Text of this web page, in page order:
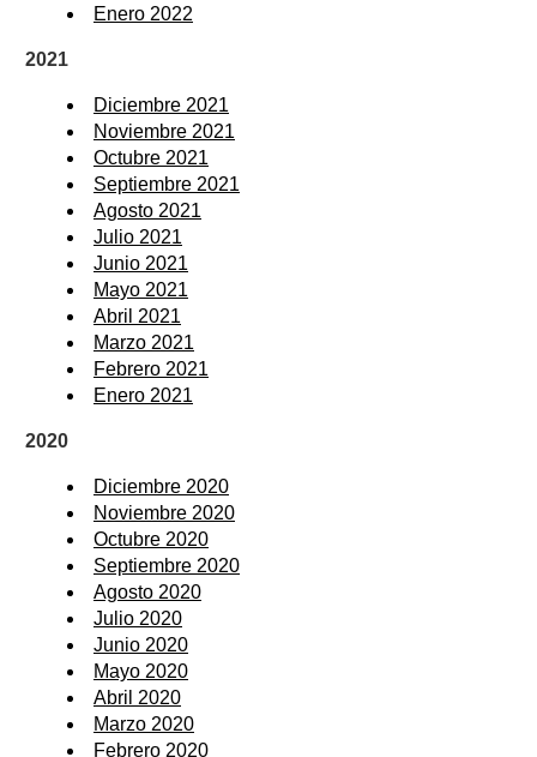
Enero 2022
2021
Diciembre 2021
Noviembre 2021
Octubre 2021
Septiembre 2021
Agosto 2021
Julio 2021
Junio 2021
Mayo 2021
Abril 2021
Marzo 2021
Febrero 2021
Enero 2021
2020
Diciembre 2020
Noviembre 2020
Octubre 2020
Septiembre 2020
Agosto 2020
Julio 2020
Junio 2020
Mayo 2020
Abril 2020
Marzo 2020
Febrero 2020